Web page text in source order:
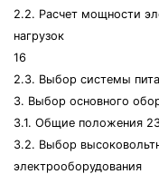
2.2. Расчет мощности
нагрузок
16
2.3. Выбор системы
3. Выбор основного
3.1. Общие положения
3.2. Выбор
электрооборудования